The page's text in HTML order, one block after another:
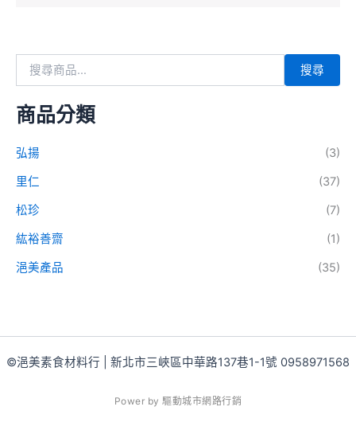
搜尋
商品分類
弘揚
(3)
里仁
(37)
松珍
(7)
紘裕善齋
(1)
浥美產品
(35)
©浥美素食材料行 | 新北市三峽區中華路137巷1-1號 0958971568
Power by 驅動城市網路行銷